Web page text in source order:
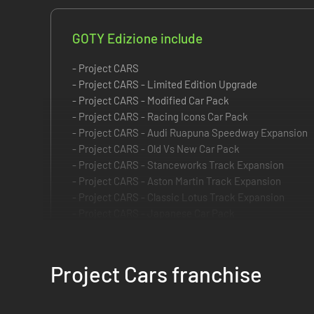
GOTY Edizione include
- Project CARS
- Project CARS - Limited Edition Upgrade
- Project CARS - Modified Car Pack
- Project CARS - Racing Icons Car Pack
- Project CARS - Audi Ruapuna Speedway Expansion
- Project CARS - Old Vs New Car Pack
- Project CARS - Stanceworks Track Expansion
- Project CARS - Aston Martin Track Expansion
- Project CARS - Classic Lotus Track Expansion
Project Cars franchise